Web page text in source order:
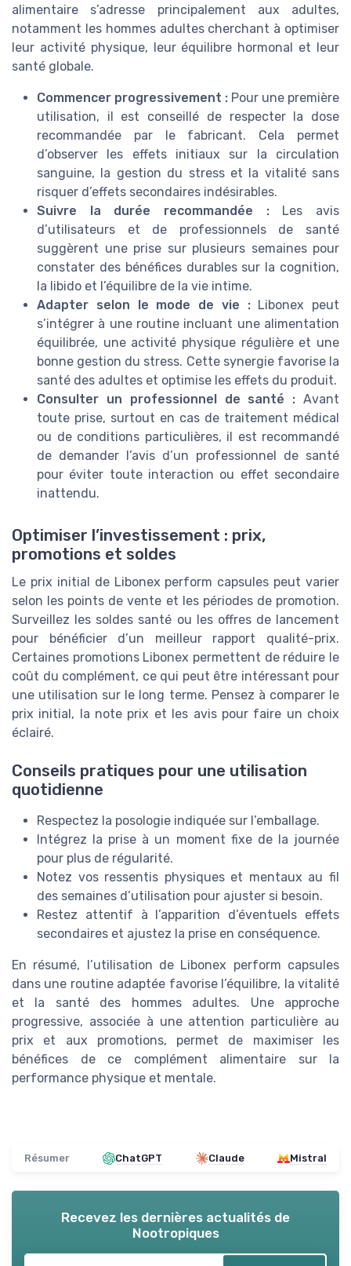
alimentaire s’adresse principalement aux adultes,
notamment les hommes adultes cherchant à optimiser
leur activité physique, leur équilibre hormonal et leur
santé globale.
Commencer progressivement : Pour une première
utilisation, il est conseillé de respecter la dose
recommandée par le fabricant. Cela permet
d’observer les effets initiaux sur la circulation
sanguine, la gestion du stress et la vitalité sans
risquer d’effets secondaires indésirables.
Suivre la durée recommandée :Les avis
d’utilisateurs et de professionnels de santé
suggèrent une prise sur plusieurs semaines pour
constater des bénéfices durables sur la cognition,
la libido et l’équilibre de la vie intime.
Adapter selon le mode de vie :Libonex peut
s’intégrer à une routine incluant une alimentation
équilibrée, une activité physique régulière et une
bonne gestion du stress. Cette synergie favorise la
santé des adultes et optimise les effets du produit.
Consulter un professionnel de santé : Avant
toute prise, surtout en cas de traitement médical
ou de conditions particulières, il est recommandé
de demander l’avis d’un professionnel de santé
pour éviter toute interaction ou effet secondaire
inattendu.
Optimiser l’investissement : prix,
promotions et soldes
Le prix initial de Libonex perform capsules peut varier
selon les points de vente et les périodes de promotion.
Surveillez les soldes santé ou les offres de lancement
pour bénéficier d’un meilleur rapport qualité-prix.
Certaines promotions Libonex permettent de réduire le
coût du complément, ce qui peut être intéressant pour
une utilisation sur le long terme. Pensez à comparer le
prix initial, la note prix et les avis pour faire un choix
éclairé.
Conseils pratiques pour une utilisation
quotidienne
Respectez la posologie indiquée sur l’emballage.
Intégrez la prise à un moment fixe de la journée
pour plus de régularité.
Notez vos ressentis physiques et mentaux au fil
des semaines d’utilisation pour ajuster si besoin.
Restez attentif à l’apparition d’éventuels effets
secondaires et ajustez la prise en conséquence.
En résumé, l’utilisation de Libonex perform capsules
dans une routine adaptée favorise l’équilibre, la vitalité
et la santé des hommes adultes. Une approche
progressive, associée à une attention particulière au
prix et aux promotions, permet de maximiser les
bénéfices de ce complément alimentaire sur la
performance physique et mentale.
Résumer ChatGPT Claude Mistral
Recevez les dernières actualités de
Nootropiques